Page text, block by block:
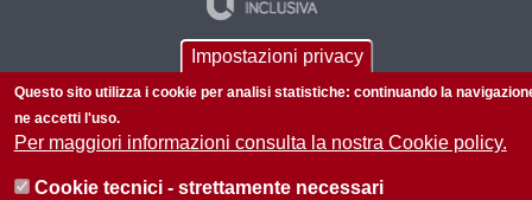
Impostazioni privacy
Questo sito utilizza i cookie per analisi statistiche: continuando la
ne accetti l'uso.
Per maggiori informazioni consulta la nostra Cookie policy.
Cookie tecnici - strettamente necessari